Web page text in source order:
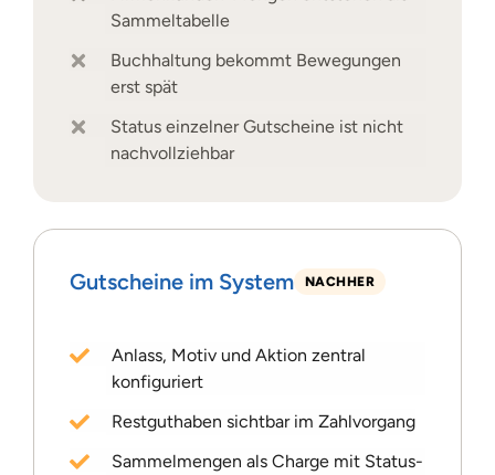
Sammeltabelle
Buchhaltung bekommt Bewegungen
erst spät
Status einzelner Gutscheine ist nicht
nachvollziehbar
Gutscheine im System NACHHER
Anlass, Motiv und Aktion zentral
konfiguriert
Restguthaben sichtbar im Zahlvorgang
Sammelmengen als Charge mit Status-